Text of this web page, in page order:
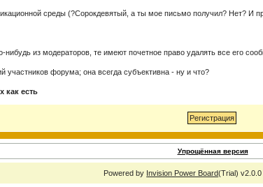
среды (?Сорокдевятый, а ты мое письмо получил? Нет? И
из модераторов, те имеют почетное право удалять все его
участников форума; она всегда субъективна - ну и что?
как есть
Упрощённая версия
Powered by Invision Power Board(Trial)